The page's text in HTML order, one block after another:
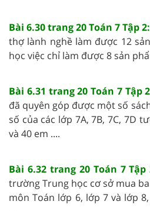
Bài 6.30 trang 20 Toán 7 Tập 2:
thợ lành nghề làm được 12
học việc chỉ làm được 8 sản
Bài 6.31 trang 20 Toán 7 Tập
đã quyên góp được một số
số của các lớp 7A, 7B, 7C, 7D
và 40 em ....
Bài 6.32 trang 20 Toán 7
trường Trung học cơ sở mua
môn Toán lớp 6, lớp 7 và lớp